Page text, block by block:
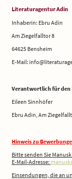
Literaturagentur Adin
Inhaberin: Ebru Adin
Am Ziegelfalltor 8
64625 Bensheim
E-Mail:
Verantwortlich für den
Eileen Sinnhöfer
Ebru Adin, Am
Hinweis zu
Bitte senden Sie
E-Mail-Adresse:
Einsendungen, die an